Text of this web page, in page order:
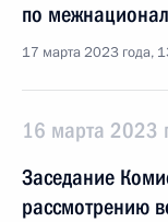
по
17 марта 2023 года,
16 марта 2023
Заседание
рассмотрению